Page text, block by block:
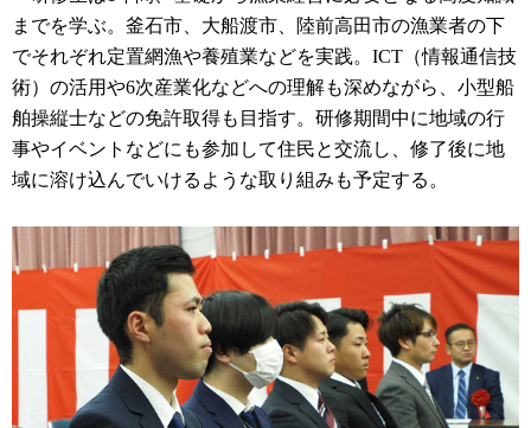
までを学ぶ。釜石市、大船渡市、陸前高田市の漁業者の下
でそれぞれ定置網漁や養殖業などを実践。ICT（情報通信技
術）の活用や6次産業化などへの理解も深めながら、小型船
舶操縦士などの免許取得も目指す。研修期間中に地域の行
事やイベントなどにも参加して住民と交流し、修了後に地
域に溶け込んでいけるような取り組みも予定する。